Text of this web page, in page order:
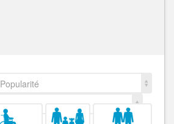
Popularité